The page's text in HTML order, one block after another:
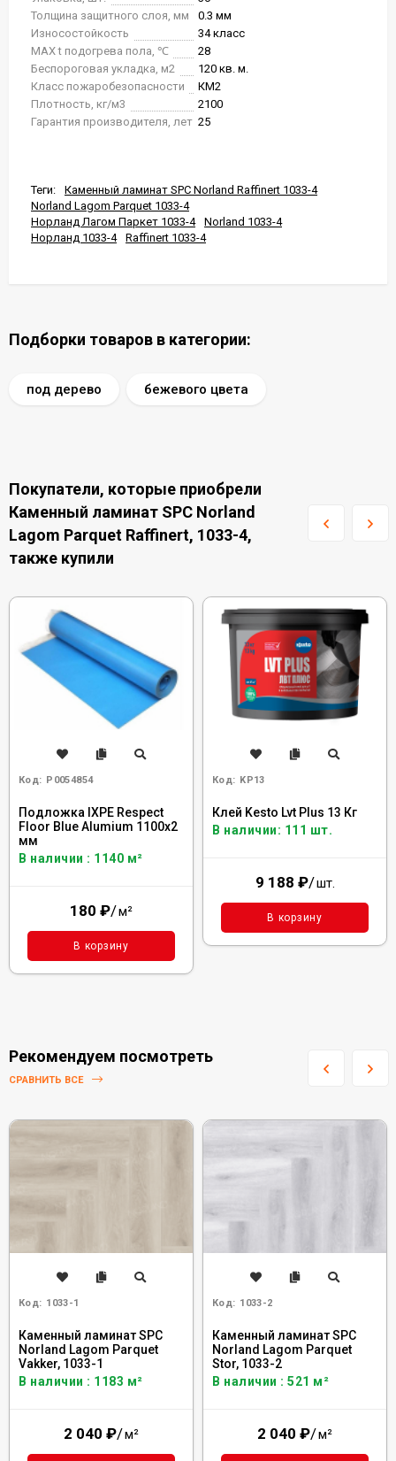
Толщина защитного слоя, мм
0.3 мм
Износостойкость
34 класс
MAX t подогрева пола, ℃
28
Беспороговая укладка, м2
120 кв. м.
Класс пожаробезопасности
КМ2
Плотность, кг/м3
2100
Гарантия производителя, лет 25
Теги:
Каменный ламинат SPC Norland Raffinert 1033-4
Norland Lagom Parquet 1033-4
Норланд Лагом Паркет 1033-4
Norland 1033-4
Норланд 1033-4
Raffinert 1033-4
Подборки товаров в категории:
под дерево бежевого цвета
Покупатели, которые приобрели
Каменный ламинат SPC Norland
Lagom Parquet Raffinert, 1033-4,
также купили
Код: Р0054854
Подложка IXPE Respect
Floor Blue Alumium 1100х2
мм
В наличии : 1140 м²
180 ₽/м²
В корзину
Код: KP13
Клей Kesto Lvt Plus 13 Кг
В наличии: 111 шт.
9 188 ₽/шт.
В корзину
Рекомендуем посмотреть
СРАВНИТЬ ВСЕ
Код: 1033-1
Каменный ламинат SPC
Norland Lagom Parquet
Vakker, 1033-1
В наличии : 1183 м²
2 040 ₽/м²
Код: 1033-2
Каменный ламинат SPC
Norland Lagom Parquet
Stor, 1033-2
В наличии : 521 м²
2 040 ₽/м²